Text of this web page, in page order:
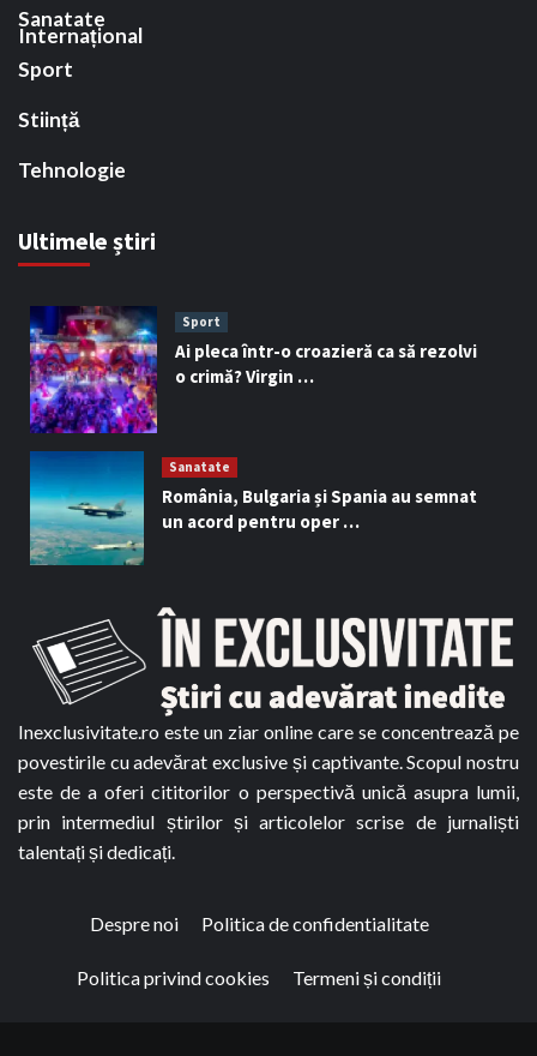
Internațional
Sanatate
Sport
Stiință
Tehnologie
Ultimele știri
Sport
Ai pleca într-o croazieră ca să rezolvi
o crimă? Virgin …
Sanatate
România, Bulgaria și Spania au semnat
un acord pentru oper …
Inexclusivitate.ro este un ziar online care se concentrează pe
povestirile cu adevărat exclusive și captivante. Scopul nostru
este de a oferi cititorilor o perspectivă unică asupra lumii,
prin intermediul știrilor și articolelor scrise de jurnaliști
talentați și dedicați.
Despre noi Politica de confidentialitate
Politica privind cookies Termeni și condiții